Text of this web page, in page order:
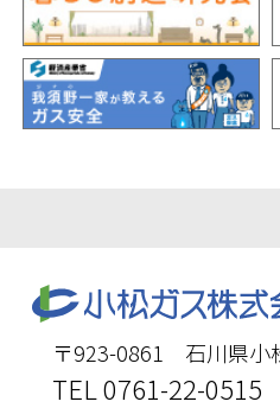
〒923-0861 石川県小
TEL 0761-22-0515